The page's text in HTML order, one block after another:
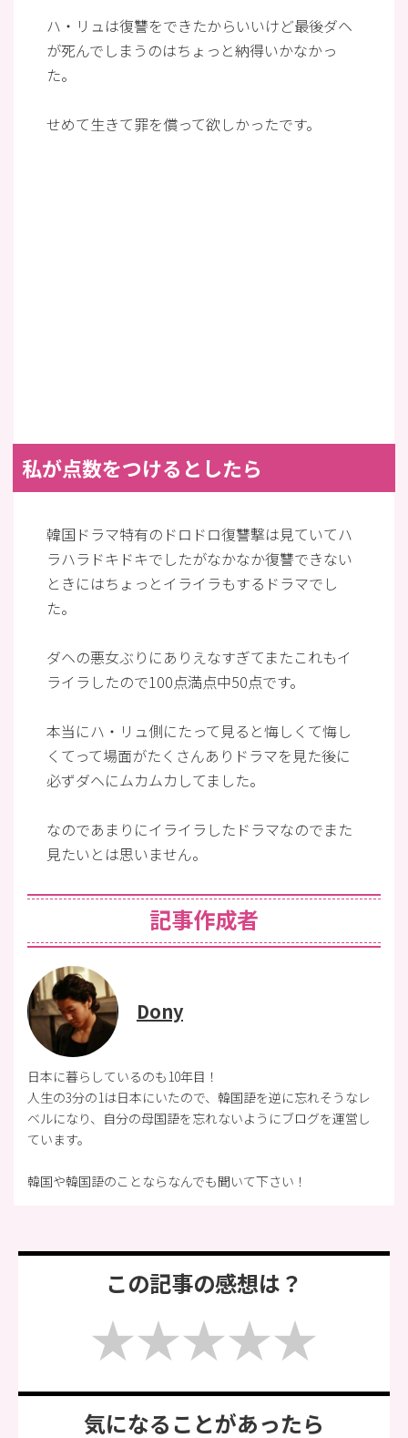
ハ・リュは復讐をできたからいいけど最後ダヘ
が死んでしまうのはちょっと納得いかなかっ
た。
せめて生きて罪を償って欲しかったです。
私が点数をつけるとしたら
韓国ドラマ特有のドロドロ復讐撃は見ていてハ
ラハラドキドキでしたがなかなか復讐できない
ときにはちょっとイライラもするドラマでし
た。
ダヘの悪女ぶりにありえなすぎてまたこれもイ
ライラしたので100点満点中50点です。
本当にハ・リュ側にたって見ると悔しくて悔し
くてって場面がたくさんありドラマを見た後に
必ずダヘにムカムカしてました。
なのであまりにイライラしたドラマなのでまた
見たいとは思いません。
記事作成者
Dony
日本に暮らしているのも10年目！
人生の3分の1は日本にいたので、韓国語を逆に忘れそうなレ
ベルになり、自分の母国語を忘れないようにブログを運営し
ています。
韓国や韓国語のことならなんでも聞いて下さい！
この記事の感想は？
気になることがあったら